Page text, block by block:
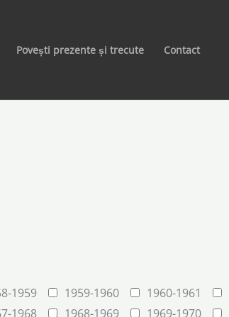
Povești prezente și trecute Contact
1959 1959-1960 1960-1961
1968 1968-1969 1969-1970